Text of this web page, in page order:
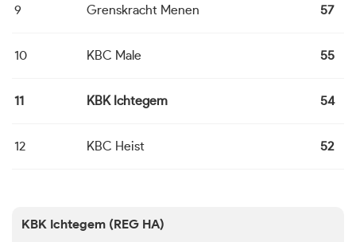
9 Grenskracht Menen 57
10 KBC Male 55
11 KBK Ichtegem 54
12 KBC Heist 52
KBK Ichtegem (REG HA)